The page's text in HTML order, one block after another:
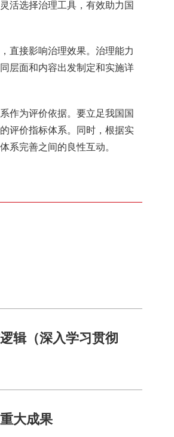
活选择治理工具，有效助力国
直接影响治理效果。治理能力
层面和内容出发制定和实施详
作为评价依据。要立足我国国
评价指标体系。同时，根据实
系完善之间的良性互动。
辑（深入学习贯彻
大成果